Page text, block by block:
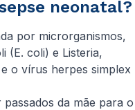
neonatal?
por microrganismos,
(E. coli) e Listeria,
o vírus herpes simplex
da mãe para o